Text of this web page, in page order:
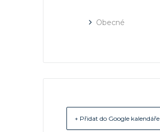
Obecné
+ Přidat do Google kalendáře